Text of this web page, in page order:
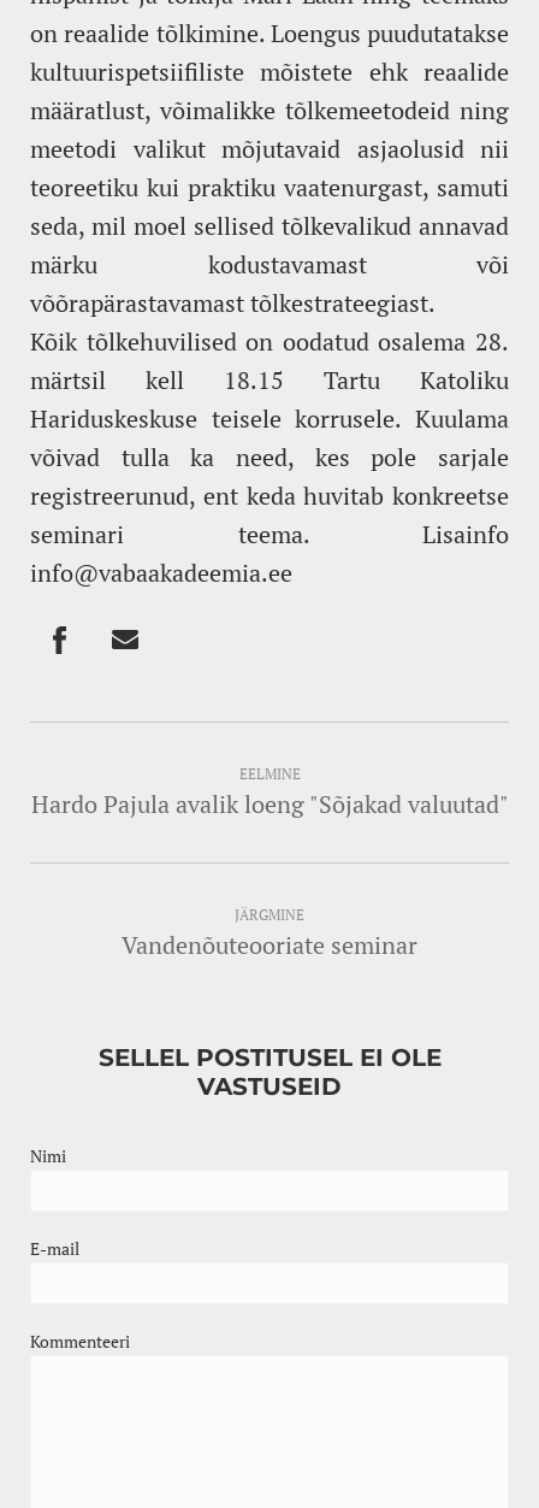
on reaalide tõlkimine. Loengus puudutatakse
kultuurispetsiifiliste mõistete ehk reaalide
määratlust, võimalikke tõlkemeetodeid ning
meetodi valikut mõjutavaid asjaolusid nii
teoreetiku kui praktiku vaatenurgast, samuti
seda, mil moel sellised tõlkevalikud annavad
märku kodustavamast või
võõrapärastavamast tõlkestrateegiast.
Kõik tõlkehuvilised on oodatud osalema 28.
märtsil kell 18.15 Tartu Katoliku
Hariduskeskuse teisele korrusele. Kuulama
võivad tulla ka need, kes pole sarjale
registreerunud, ent keda huvitab konkreetse
seminari teema. Lisainfo
info@vabaakadeemia.ee
EELMINE
Hardo Pajula avalik loeng "Sõjakad valuutad"
JÄRGMINE
Vandenõuteooriate seminar
SELLEL POSTITUSEL EI OLE
VASTUSEID
Nimi
E-mail
Kommenteeri